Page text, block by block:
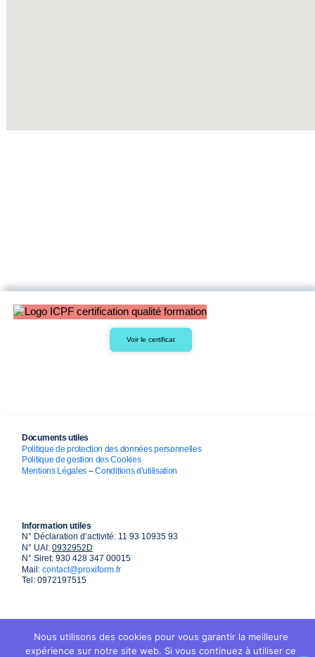
Voir le certificat
Documents utiles
Politique de protection des données personnelles
Politique de gestion des Cookies
Mentions Légales –Conditions d’utilisation
Information utiles
N° Déclaration d’activité: 11 93 10935 93
N° UAI: 0932952D
N° Siret: 930 428 347 00015
Mail: contact@proxiform.fr
Tel: 0972197515
Nous utilisons des cookies pour vous garantir la meilleure
expérience sur notre site web. Si vous continuez à utiliser ce